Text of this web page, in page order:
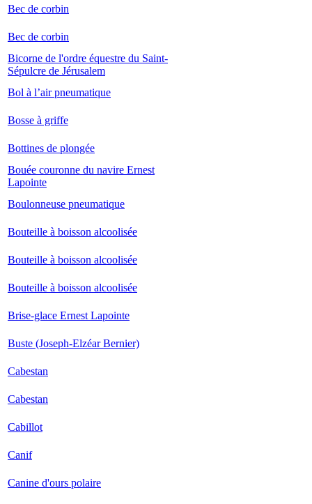
Bec de corbin
Bec de corbin
Bicorne de l'ordre équestre du Saint-
Sépulcre de Jérusalem
Bol à l’air pneumatique
Bosse à griffe
Bottines de plongée
Bouée couronne du navire Ernest
Lapointe
Boulonneuse pneumatique
Bouteille à boisson alcoolisée
Bouteille à boisson alcoolisée
Bouteille à boisson alcoolisée
Brise-glace Ernest Lapointe
Buste (Joseph-Elzéar Bernier)
Cabestan
Cabestan
Cabillot
Canif
Canine d'ours polaire